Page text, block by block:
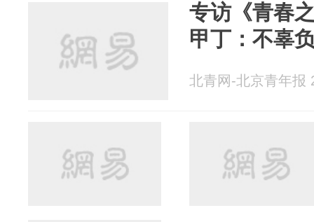
专访《青春
甲丁：不辜
北青网-北京青年报